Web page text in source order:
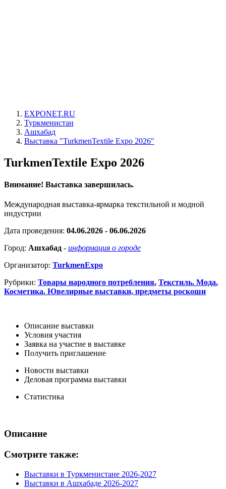
EXPONET.RU
Туркменистан
Ашхабад
Выставка "TurkmenTextile Expo 2026"
TurkmenTextile Expo 2026
Внимание! Выставка завершилась.
Международная выставка-ярмарка текстильной и модной
индустрии
Дата проведения: 04.06.2026 - 06.06.2026
Город: Ашхабад - информация о городе
Организатор: TurkmenExpo
Рубрики: Товары народного потребления, Текстиль. Мода.
Косметика. Ювелирные выставки, предметы роскоши
Описание выставки
Условия участия
Заявка на участие в выставке
Получить приглашение
Новости выставки
Деловая программа выставки
Статистика
Описание
Смотрите также:
Выставки в Туркменистане 2026-2027
Выставки в Ашхабаде 2026-2027